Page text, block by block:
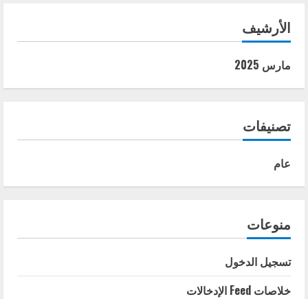
الأرشيف
مارس 2025
تصنيفات
عام
منوعات
تسجيل الدخول
خلاصات Feed الإدخالات